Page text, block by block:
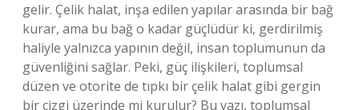
gelir. Çelik halat, inşa edilen yapılar arasında bir bağ
kurar, ama bu bağ o kadar güçlüdür ki, gerdirilmiş
haliyle yalnızca yapının değil, insan toplumunun da
güvenliğini sağlar. Peki, güç ilişkileri, toplumsal
düzen ve otorite de tıpkı bir çelik halat gibi gergin
bir çizgi üzerinde mi kurulur? Bu yazı, toplumsal